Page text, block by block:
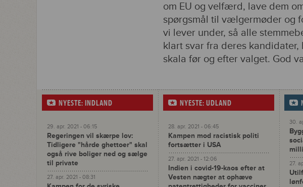
om EU og velfærd, lave dem
spørgsmål til vælgermøder og
vi lever under, så alle
klart svar fra deres
skala før og efter valget. God
NYESTE: INDLAND
29. apr. 2021 - 06:15
Regeringen vil skærpe lov:
Tidligere "hårde ghettoer" skal
også rive boliger ned og sælge
til private
27. apr. 2021 - 08:31
NYESTE: UDLAND
28. apr. 2021 - 06:45
Kampen mod racistisk politi
fortsætter i USA
27. apr. 2021 - 12:06
Indien i covid-19-kaos efter at
Vesten nægter at ophæve
30.
27.